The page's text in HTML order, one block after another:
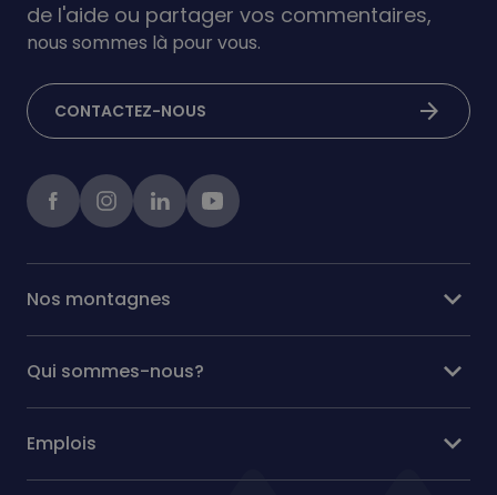
de l'aide ou partager vos commentaires,
nous sommes là pour vous.
CONTACTEZ-NOUS arrow_forward
FacebookinstagramlinkedInYoutube
Nos montagnes expand_more
Qui sommes-nous? expand_more
Emplois expand_more